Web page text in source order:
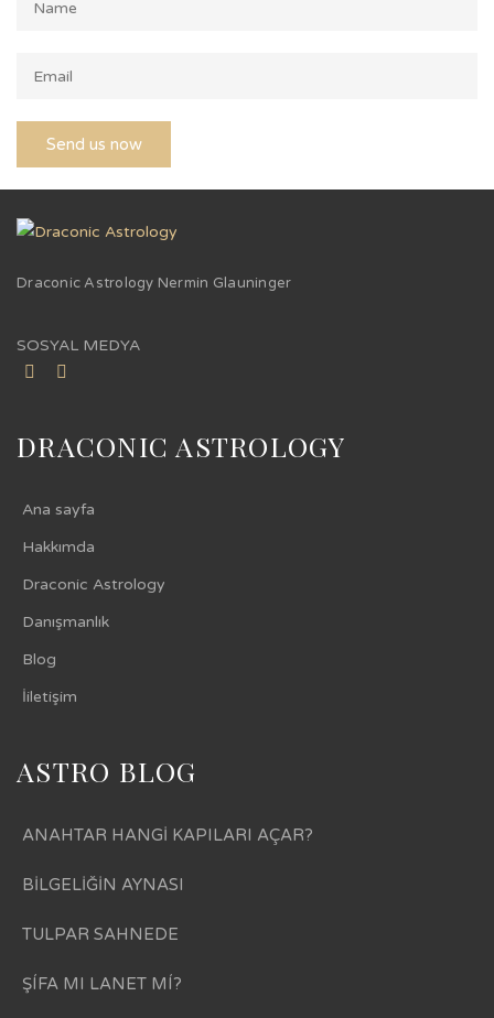
Draconic Astrology Nermin Glauninger
SOSYAL MEDYA
DRACONIC ASTROLOGY
Ana sayfa
Hakkımda
Draconic Astrology
Danışmanlık
Blog
İiletişim
ASTRO BLOG
ANAHTAR HANGİ KAPILARI AÇAR?
BİLGELİĞİN AYNASI
TULPAR SAHNEDE
ŞÍFA MI LANET MÍ?